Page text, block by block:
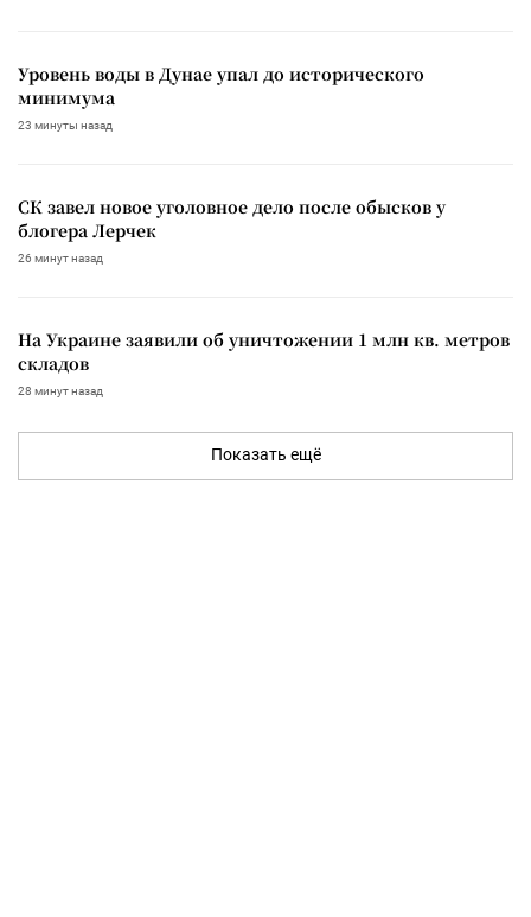
Уровень воды в Дунае упал до исторического
минимума
23 минуты назад
СК завел новое уголовное дело после обысков у
блогера Лерчек
26 минут назад
На Украине заявили об уничтожении 1 млн кв. метров
складов
28 минут назад
Показать ещё